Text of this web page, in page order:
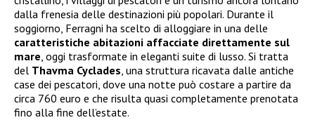
dalla frenesia delle destinazioni più popolari. Durante il
soggiorno, Ferragni ha scelto di alloggiare in una delle
caratteristiche abitazioni affacciate direttamente sul
mare , oggi trasformate in eleganti suite di lusso. Si tratta
del Thavma Cyclades , una struttura ricavata dalle antiche
case dei pescatori, dove una notte può costare a partire da
circa 760 euro e che risulta quasi completamente prenotata
fino alla fine dell’estate.